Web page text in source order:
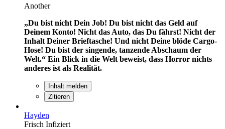
Another
„Du bist nicht Dein Job! Du bist nicht das Geld auf
Deinem Konto! Nicht das Auto, das Du fährst! Nicht der
Inhalt Deiner Brieftasche! Und nicht Deine blöde Cargo-
Hose! Du bist der singende, tanzende Abschaum der
Welt.“ Ein Blick in die Welt beweist, dass Horror nichts
anderes ist als Realität.
Inhalt melden
Zitieren
Hayden
Frisch Infiziert